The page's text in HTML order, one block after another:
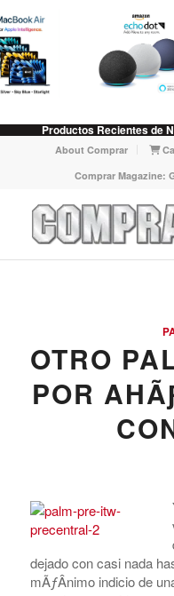
Productos Recientes de
About Comprar
Comprar Magazine:
OTRO
POR
dejado con casi nada
mÃƒÂ­nimo indicio de